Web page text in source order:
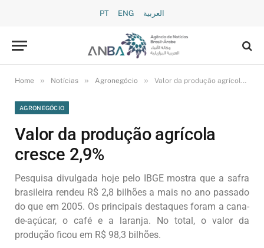
PT ENG العربية
Home » Notícias » Agronegócio » Valor da produção agrícola cresce 2,9%
AGRONEGÓCIO
Valor da produção agrícola
cresce 2,9%
Pesquisa divulgada hoje pelo IBGE mostra que a safra
brasileira rendeu R$ 2,8 bilhões a mais no ano passado
do que em 2005. Os principais destaques foram a cana-
de-açúcar, o café e a laranja. No total, o valor da
produção ficou em R$ 98,3 bilhões.